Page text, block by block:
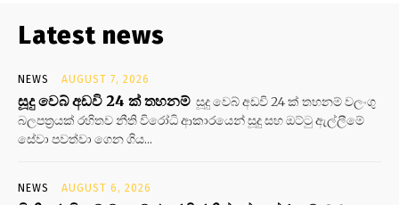
Latest news
NEWS AUGUST 7, 2026
සූදු වෙබ් අඩවි 24 ක් තහනම් සූදු වෙබ් අඩවි 24 ක් තහනම් වලංගු
බලපත්‍රයක් රහිතව නීති විරෝධි ආකාරයෙන් සූදු සහ ඔට්ටු ඇල්ලීමේ
සේවා පවත්වා ගෙන ගිය...
NEWS AUGUST 6, 2026